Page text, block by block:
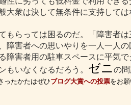
大衆は決して無条件に支持しては
もらっては困るのだ。「障害者
障害者への思いやりを一人一人
障害者用の駐車スペースに平気
もいなくなるだろう。 ゼニの
ったかたはぜひブログ大賞への投票をお